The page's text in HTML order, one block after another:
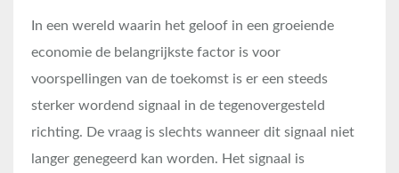
In een wereld waarin het geloof in een groeiende
economie de belangrijkste factor is voor
voorspellingen van de toekomst is er een steeds
sterker wordend signaal in de tegenovergesteld
richting. De vraag is slechts wanneer dit signaal niet
langer genegeerd kan worden. Het signaal is